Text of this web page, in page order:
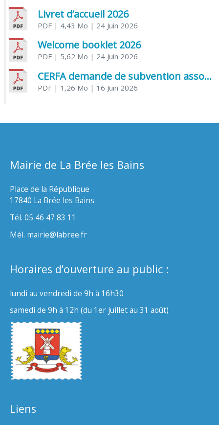
Livret d’accueil 2026
PDF| 4,43 Mo | 24 Juin 2026
Welcome booklet 2026
PDF| 5,62 Mo | 24 Juin 2026
CERFA demande de subvention association
PDF| 1,26 Mo | 16 Juin 2026
Mairie de La Brée les Bains
Place de la République
17840 La Brée les Bains
Tél. 05 46 47 83 11
Mél. mairie@labree.fr
Horaires d’ouverture au public :
lundi au vendredi de 9h à 16h30
samedi de 9h à 12h (du 1er juillet au 31 août)
Liens